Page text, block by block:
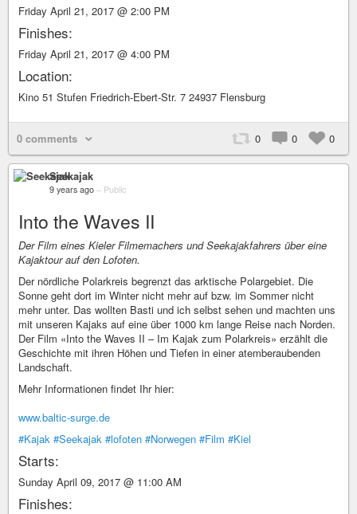
Friday April 21, 2017 @ 2:00 PM
Finishes:
Friday April 21, 2017 @ 4:00 PM
Location:
Kino 51 Stufen Friedrich-Ebert-Str. 7 24937 Flensburg
0 comments 0 0 0
Seekajak
9 years ago – Public
Into the Waves II
Der Film eines Kieler Filmemachers und Seekajakfahrers über eine
Kajaktour auf den Lofoten.
Der nördliche Polarkreis begrenzt das arktische Polargebiet. Die
Sonne geht dort im Winter nicht mehr auf bzw. im Sommer nicht
mehr unter. Das wollten Basti und ich selbst sehen und machten uns
mit unseren Kajaks auf eine über 1000 km lange Reise nach Norden.
Der Film «Into the Waves II – Im Kajak zum Polarkreis» erzählt die
Geschichte mit ihren Höhen und Tiefen in einer atemberaubenden
Landschaft.
Mehr Informationen findet Ihr hier:
www.baltic-surge.de
#Kajak #Seekajak #lofoten #Norwegen #Film #Kiel
Starts:
Sunday April 09, 2017 @ 11:00 AM
Finishes: